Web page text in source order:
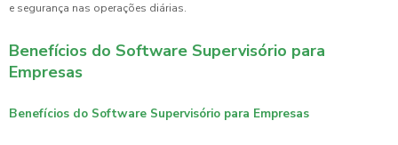
e segurança nas operações diárias.
Benefícios do Software Supervisório para
Empresas
Benefícios do Software Supervisório para Empresas